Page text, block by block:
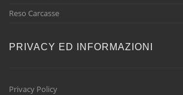
Reso Carcasse
PRIVACY ED INFORMAZIONI
Privacy Policy